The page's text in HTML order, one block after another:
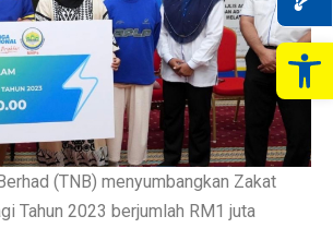
(TNB) menyumbangkan Zakat
Tahun 2023 berjumlah RM1 juta